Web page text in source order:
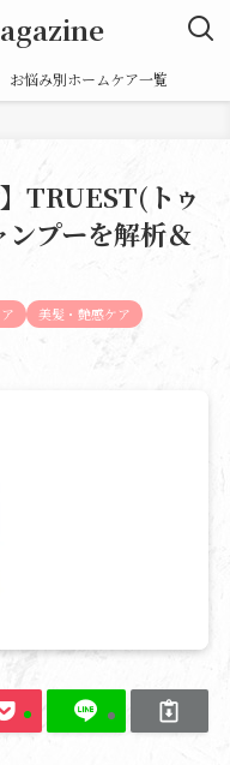
お悩み別ホームケア一覧
TRUEST(トゥ
プーを解析＆
美髪・艶感ケア